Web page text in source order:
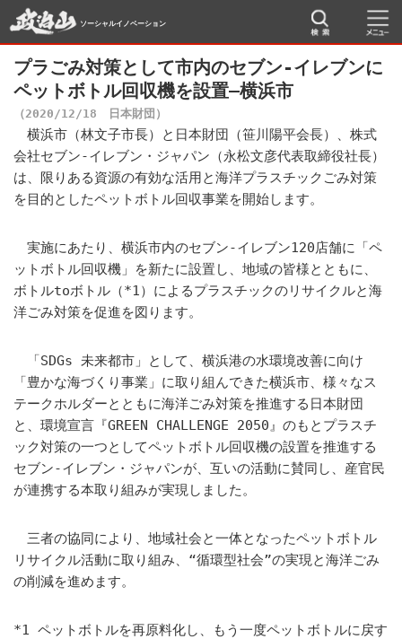
ソーシャルイノベーション
プラごみ対策として市内のセブン‐イレブンに
ペットボトル回収機を設置―横浜市
（2020/12/18 日本財団）
横浜市（林文子市長）と日本財団（笹川陽平会長）、株式
会社セブン‐イレブン・ジャパン（永松文彦代表取締役社長）
は、限りある資源の有効な活用と海洋プラスチックごみ対策
を目的としたペットボトル回収事業を開始します。
実施にあたり、横浜市内のセブン‐イレブン120店舗に「ペ
ットボトル回収機」を新たに設置し、地域の皆様とともに、
ボトルtoボトル（*1）によるプラスチックのリサイクルと海
洋ごみ対策を促進を図ります。
「SDGs 未来都市」として、横浜港の水環境改善に向け
「豊かな海づくり事業」に取り組んできた横浜市、様々なス
テークホルダーとともに海洋ごみ対策を推進する日本財団
と、環境宣言『GREEN CHALLENGE 2050』のもとプラスチ
ック対策の一つとしてペットボトル回収機の設置を推進する
セブン‐イレブン・ジャパンが、互いの活動に賛同し、産官民
が連携する本取り組みが実現しました。
三者の協同により、地域社会と一体となったペットボトル
リサイクル活動に取り組み、“循環型社会”の実現と海洋ごみ
の削減を進めます。
*1 ペットボトルを再原料化し、もう一度ペットボトルに戻す